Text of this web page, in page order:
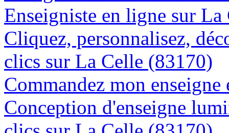
Enseigniste en ligne sur
Cliquez, personnalisez,
clics sur La Celle (83170)
Commandez mon
Conception d'enseigne